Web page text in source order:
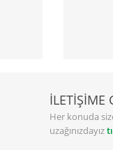
İLETİŞİME
Her konuda
uzağınızdayız